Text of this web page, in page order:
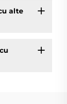
alte